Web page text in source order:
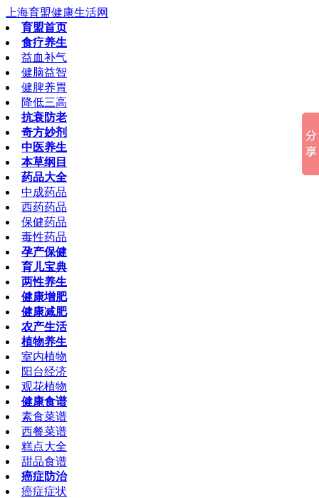
上海育盟健康生活网
育盟首页
食疗养生
益血补气
健脑益智
健脾养胃
降低三高
抗衰防老
奇方妙剂
中医养生
本草纲目
药品大全
中成药品
西药药品
保健药品
毒性药品
孕产保健
育儿宝典
两性养生
健康增肥
健康减肥
农产生活
植物养生
室内植物
阳台经济
观花植物
健康食谱
素食菜谱
西餐菜谱
糕点大全
甜品食谱
癌症防治
癌症症状